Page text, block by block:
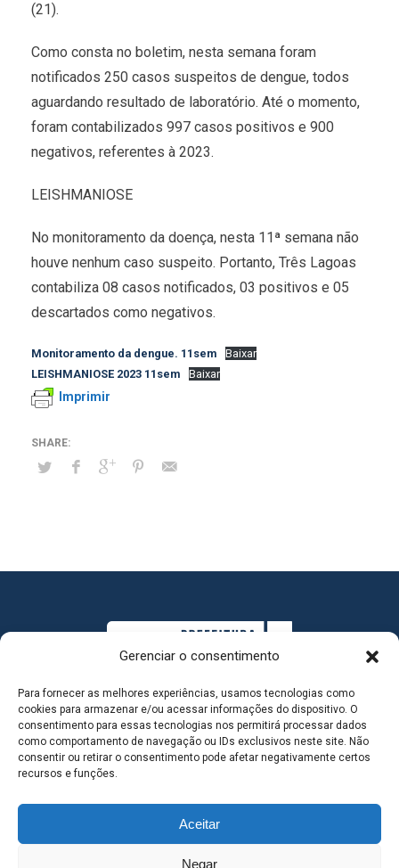
Gerenciar o consentimento
Para fornecer as melhores experiências, usamos tecnologias como
cookies para armazenar e/ou acessar informações do dispositivo. O
consentimento para essas tecnologias nos permitirá processar dados
como comportamento de navegação ou IDs exclusivos neste site. Não
consentir ou retirar o consentimento pode afetar negativamente certos
recursos e funções.
Aceitar
Negar
(21).
Como consta no boletim, nesta semana foram
notificados 250 casos suspeitos de dengue, todos
aguardando resultado de laboratório. Até o momento,
foram contabilizados 997 casos positivos e 900
negativos, referentes à 2023.
LEISHMANIOSE
No monitoramento da doença, nesta 11ª semana não
houve nenhum caso suspeito. Portanto, Três Lagoas
contabiliza 08 casos notificados, 03 positivos e 05
descartados como negativos.
Monitoramento da dengue. 11sem
Baixar
LEISHMANIOSE 2023 11sem
Baixar
Imprimir
MAPA DO SITE